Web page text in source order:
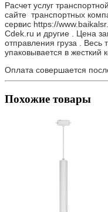
Расчет услуг
сайте транспортных
сервис https://
Cdek.ru и другие . Цена
отправления груза . Весь
упаковывается в жесткий
Оплата совершается
Похожие товары